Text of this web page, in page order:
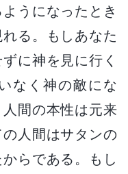
うになったとき
る。もしあなた
に神を見に行く
なく神の敵にな
間の本性は元来
人間はサタンの
らである。もし